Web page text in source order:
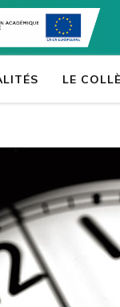
LE